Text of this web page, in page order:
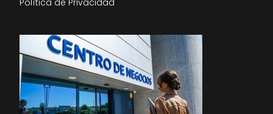
Política de Privacidad